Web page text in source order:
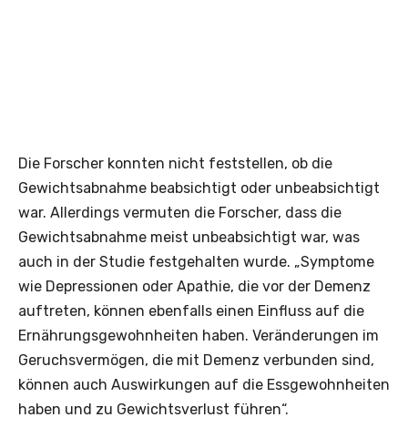
Die Forscher konnten nicht feststellen, ob die
Gewichtsabnahme beabsichtigt oder unbeabsichtigt
war. Allerdings vermuten die Forscher, dass die
Gewichtsabnahme meist unbeabsichtigt war, was
auch in der Studie festgehalten wurde. „Symptome
wie Depressionen oder Apathie, die vor der Demenz
auftreten, können ebenfalls einen Einfluss auf die
Ernährungsgewohnheiten haben. Veränderungen im
Geruchsvermögen, die mit Demenz verbunden sind,
können auch Auswirkungen auf die Essgewohnheiten
haben und zu Gewichtsverlust führen“.